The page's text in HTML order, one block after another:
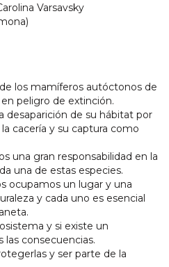
Varsavsky
los mamíferos autóctonos de
peligro de extinción.
desaparición de su hábitat por
cacería y su captura como
una gran responsabilidad en la
una de estas especies.
ocupamos un lugar y una
y cada uno es esencial
y si existe un
las consecuencias.
y ser parte de la